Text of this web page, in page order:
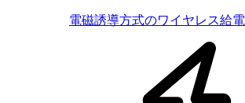
電磁誘導方式のワイヤレス給電